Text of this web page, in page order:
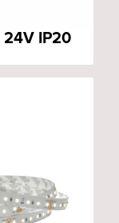
IP20